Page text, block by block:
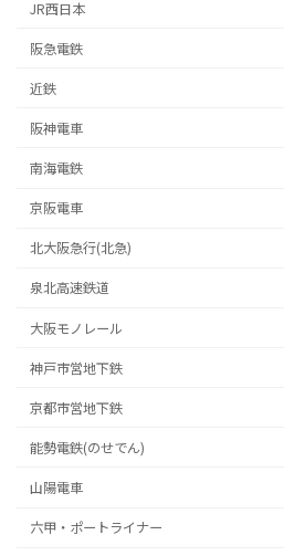
JR西日本
阪急電鉄
近鉄
阪神電車
南海電鉄
京阪電車
北大阪急行(北急)
泉北高速鉄道
大阪モノレール
神戸市営地下鉄
京都市営地下鉄
能勢電鉄(のせでん)
山陽電車
六甲・ポートライナー